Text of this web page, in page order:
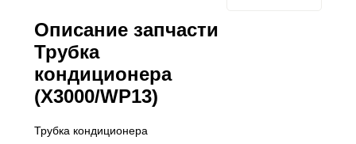
Описание запчасти
Трубка
кондиционера
(X3000/WP13)
Трубка кондиционера